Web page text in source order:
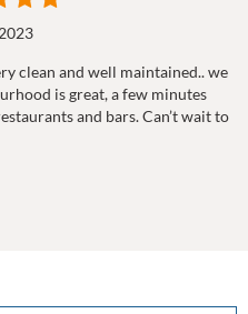
clean and well maintained.. we
is great, a few minutes
and bars. Can’t wait to